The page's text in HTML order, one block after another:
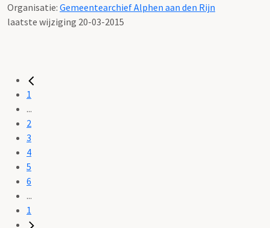
Organisatie: Gemeentearchief Alphen aan den Rijn
laatste wijziging 20-03-2015
1
...
2
3
4
5
6
...
1